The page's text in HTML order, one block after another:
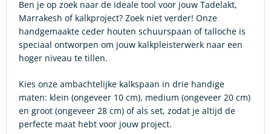
Ben je op zoek naar de ideale tool voor jouw Tadelakt,
Marrakesh of kalkproject? Zoek niet verder! Onze
handgemaakte ceder houten schuurspaan of talloche is
speciaal ontworpen om jouw kalkpleisterwerk naar een
hoger niveau te tillen.
Kies onze ambachtelijke kalkspaan in drie handige
maten: klein (ongeveer 10 cm), medium (ongeveer 20 cm)
en groot (ongeveer 28 cm) of als set, zodat je altijd de
perfecte maat hebt voor jouw project.